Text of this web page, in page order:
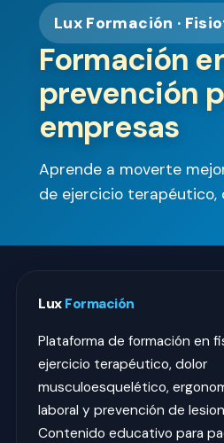
Lux Formación ·
Formación
prevención
empresas
Aprende a moverte
de ejercicio terapéutico,
Lux Formación
Plataforma de formación en
ejercicio terapéutico, dolor
musculoesquelético,
laboral y prevención de
Contenido educativo para